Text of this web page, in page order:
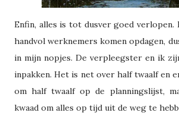
Enfin, alles is tot dusver goed verlopen.
handvol werknemers komen opdagen,
in mijn nopjes. De verpleegster en ik
inpakken. Het is net over half twaalf en
om half twaalf op de planningslijst,
kwaad om alles op tijd uit de weg te